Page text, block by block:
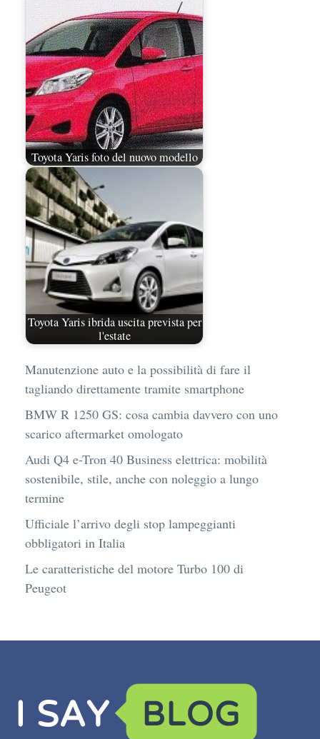
Toyota Yaris foto del nuovo modello
Toyota Yaris ibrida uscita prevista per
l'estate
Manutenzione auto e la possibilità di fare il
tagliando direttamente tramite smartphone
BMW R 1250 GS: cosa cambia davvero con uno
scarico aftermarket omologato
Audi Q4 e-Tron 40 Business elettrica: mobilità
sostenibile, stile, anche con noleggio a lungo
termine
Ufficiale l’arrivo degli stop lampeggianti
obbligatori in Italia
Le caratteristiche del motore Turbo 100 di
Peugeot